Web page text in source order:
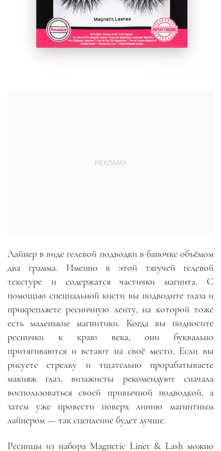
Лайнер в виде гелевой подводки в баночке объёмом
два грамма. Именно в этой тягучей гелевой
текстуре и содержатся частички магнита. С
помощью специальной кисти вы подводите глаза и
прикрепляете ресничную ленту, на которой тоже
есть маленькие магнитики. Когда вы подносите
реснички к краю века, они буквально
притягиваются и встают на своё место. Если вы
рисуете стрелку и тщательно прорабатываете
макияж глаз, визажисты рекомендуют сначала
воспользоваться своей привычной подводкой, а
затем уже провести поверх линию магнитным
лайнером — так сцепление будет лучше.
Ресницы из набора Magnetic Liner & Lash можно